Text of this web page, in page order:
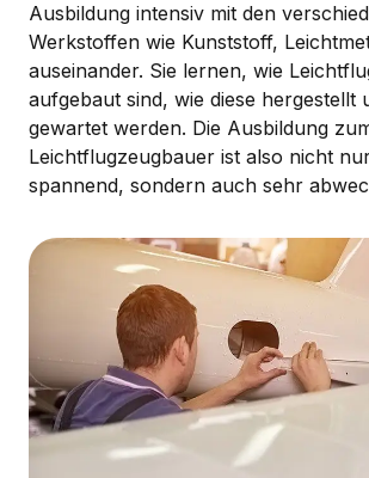
Ausbildung intensiv mit den
Werkstoffen wie Kunststoff,
auseinander. Sie lernen, wie
aufgebaut sind, wie diese hergestellt
gewartet werden. Die Ausbildung
Leichtflugzeugbauer ist also nicht
spannend, sondern auch sehr